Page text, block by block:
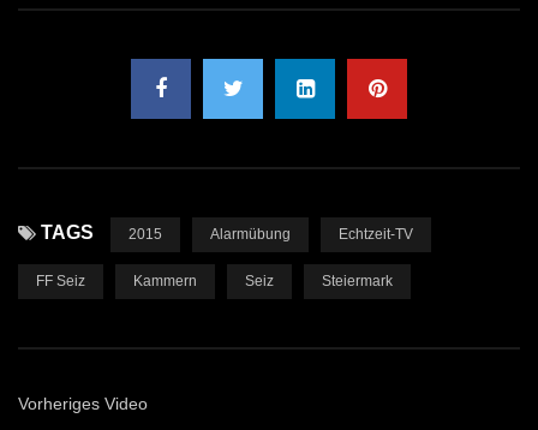
TAGS 2015 Alarmübung Echtzeit-TV
FF Seiz Kammern Seiz Steiermark
Vorheriges Video